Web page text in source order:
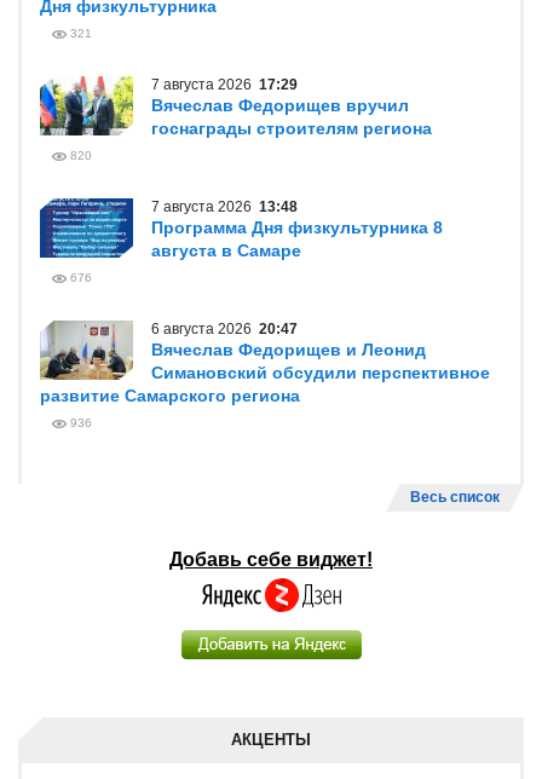
Дня физкультурника
321
7 августа 2026 17:29
Вячеслав Федорищев вручил
госнаграды строителям региона
820
7 августа 2026 13:48
Программа Дня физкультурника 8
августа в Самаре
676
6 августа 2026 20:47
Вячеслав Федорищев и Леонид
Симановский обсудили перспективное
развитие Самарского региона
936
Весь список
Добавь себе виджет!
АКЦЕНТЫ